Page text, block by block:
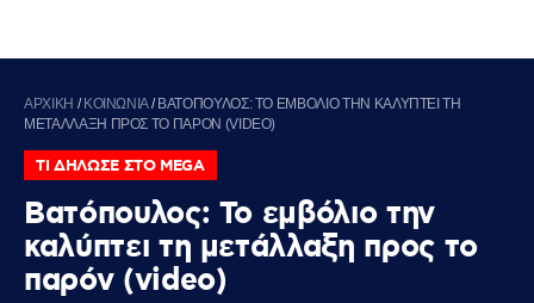
ΑΡΧΙΚΗ / ΚΟΙΝΩΝΙΑ/ ΒΑΤΟΠΟΥΛΟΣ: ΤΟ ΕΜΒΟΛΙΟ ΤΗΝ ΚΑΛΥΠΤΕΙ ΤΗ
ΜΕΤΑΛΛΑΞΗ ΠΡΟΣ ΤΟ ΠΑΡΟΝ (VIDEO)
ΤΙ ΔΗΛΩΣΕ ΣΤΟ MEGA
Βατόπουλος: Το εμβόλιο την
καλύπτει τη μετάλλαξη προς το
παρόν (video)